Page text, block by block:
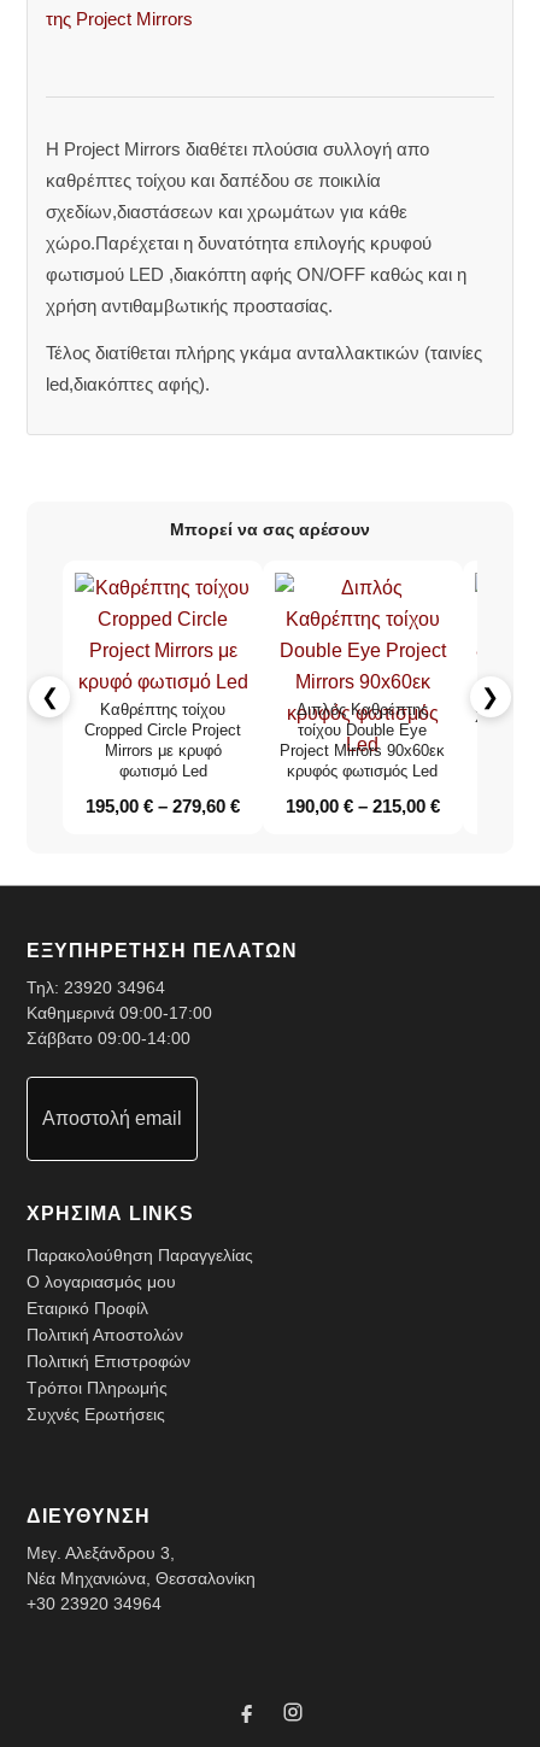
της Project Mirrors
Η Project Mirrors διαθέτει πλούσια συλλογή απο
καθρέπτες τοίχου και δαπέδου σε ποικιλία
σχεδίων,διαστάσεων και χρωμάτων για κάθε
χώρο.Παρέχεται η δυνατότητα επιλογής κρυφού
φωτισμού LED ,διακόπτη αφής ON/OFF καθώς και η
χρήση αντιθαμβωτικής προστασίας.
Τέλος διατίθεται πλήρης γκάμα ανταλλακτικών (ταινίες
led,διακόπτες αφής).
Μπορεί να σας αρέσουν
❮
Καθρέπτης τοίχου
Cropped Circle Project
Mirrors με κρυφό
φωτισμό Led
195,00€ – 279,60€
Διπλός Καθρέπτης
τοίχου Double Eye
Project Mirrors 90x60εκ
κρυφός φωτισμός Led
190,00 € – 215,00 €
❯
ΕΞΥΠΗΡΕΤΗΣΗ ΠΕΛΑΤΩΝ
Τηλ:23920 34964
Καθημερινά 09:00-17:00
Σάββατο 09:00-14:00
Αποστολή email
ΧΡΗΣΙΜΑ LINKS
Παρακολούθηση Παραγγελίας
Ο λογαριασμός μου
Εταιρικό Προφίλ
Πολιτική Αποστολών
Πολιτική Επιστροφών
Τρόποι Πληρωμής
Συχνές Ερωτήσεις
ΔΙΕΥΘΥΝΣΗ
Μεγ. Αλεξάνδρου 3,
Νέα Μηχανιώνα, Θεσσαλονίκη
+30 23920 34964